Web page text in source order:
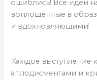
ошиблись! Все идеи
воплощенные в
и вдохновляющими!
Каждое выступление
аплодисментами и